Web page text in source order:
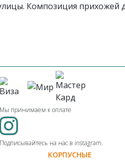
Композиция прихожей
Мы принимаем к оплате
Подписывайтесь на нас в instagram.
КОРПУСНЫЕ